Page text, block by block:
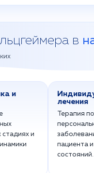
в
и
и
лечения
Терапия
пациента
состояний.